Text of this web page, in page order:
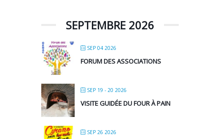
SEPTEMBRE 2026
SEP 04 2026
FORUM DES ASSOCIATIONS
SEP 19 - 20 2026
VISITE GUIDÉE DU FOUR À PAIN
SEP 26 2026